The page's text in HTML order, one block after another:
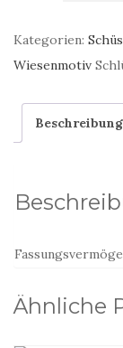
naturbeige
Menge
Kategorien:
Wiesenmotiv
Beschreibung
Ähnliche